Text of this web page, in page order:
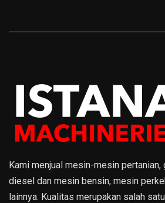
Kami menjual mesin-mesin
diesel dan mesin bensin, mesin
lainnya. Kualitas merupakan salah